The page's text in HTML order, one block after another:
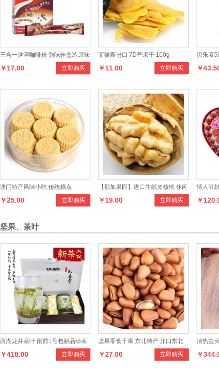
三合一速溶咖啡粉 韵味佳盒装原味
特浓摩卡咖啡 立即购买
￥17.00
菲律宾进口 7D芒果干 100g
立即购买
￥11.00
贝乐素
水果米
￥
澳门特产风味小吃 传统糕点
立即购买
￥25.00
【那加果园】进口生纸皮核桃 休闲
干果炒货零食带壳大核桃立即购买
￥19.00
情人节
日巧克
￥
坚果、茶叶
西湖龙井茶叶 雨前1号包新品绿茶
200克礼盒装茶叶 立即购买
￥418.00
坚果零食干果 东北特产 开口东北
松子 立即购买
￥27.00
清热去
￥